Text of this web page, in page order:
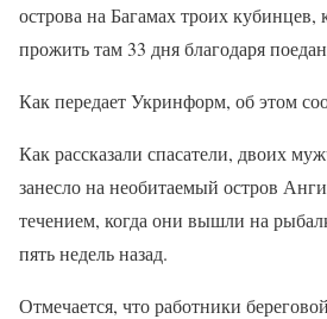
острова на Багамах троих кубинцев,
прожить там 33 дня благодаря
Как передает Укринформ, об этом
Как рассказали спасатели, двоих
занесло на необитаемый остров
течением, когда они вышли на
пять недель назад.
Отмечается, что работники